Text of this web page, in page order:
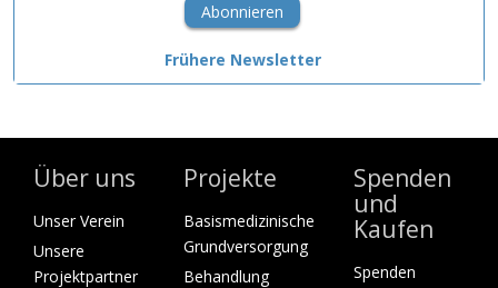
Abonnieren
Frühere Newsletter
Über uns
Unser Verein
Unsere
Projektpartner
Projekte
Basismedizinische
Grundversorgung
Behandlung
Spenden
und
Kaufen
Spenden